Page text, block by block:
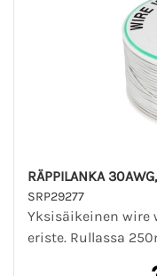
RÄPPILANKA
SRP29277
Yksisäikeinen wire
eriste. Rullassa